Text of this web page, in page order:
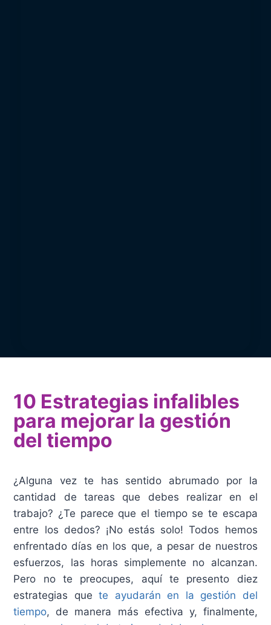
10 Estrategias infalibles
para mejorar la gestión
del tiempo
¿Alguna vez te has sentido abrumado por la
cantidad de tareas que debes realizar en el
trabajo? ¿Te parece que el tiempo se te escapa
entre los dedos? ¡No estás solo! Todos hemos
enfrentado días en los que, a pesar de nuestros
esfuerzos, las horas simplemente no alcanzan.
Pero no te preocupes, aquí te presento diez
estrategias que te ayudarán en la gestión del
tiempo, de manera más efectiva y, finalmente,